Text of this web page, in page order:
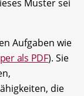
Muster sei
Aufgaben wie
als PDF). Sie
die